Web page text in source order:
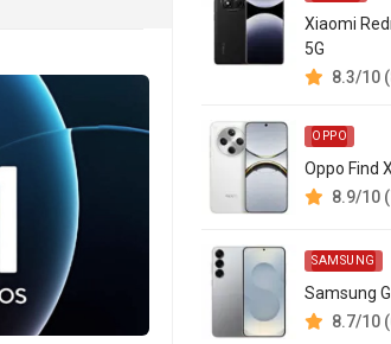
Xiaomi
5G
8.3/10
OPPO
Oppo Find
8.9/10
SAMSUNG
Samsung
8.7/10